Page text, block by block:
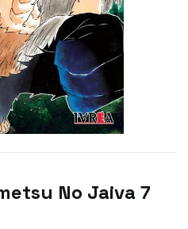
No Jaiva 7